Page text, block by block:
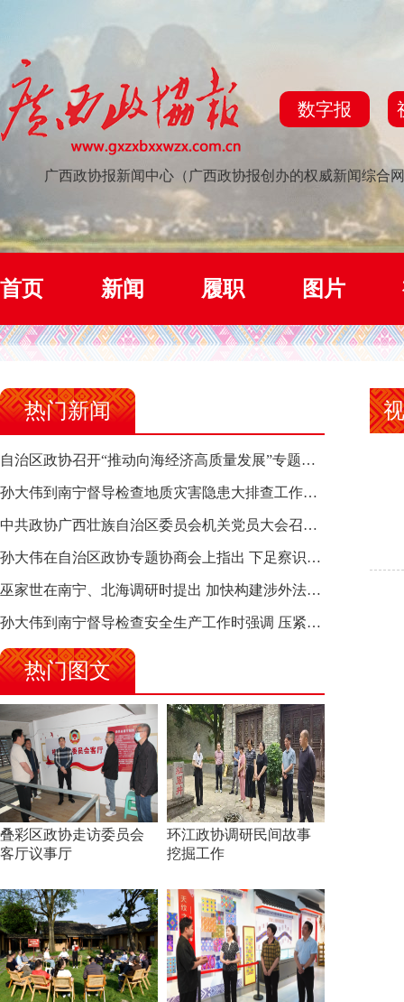
数字报
广西政协报新闻中心（广西政协报创办的权威新闻综合
首页 新闻 履职 图片
热门新闻
自治区政协召开“推动向海经济高质量发展”专题调研座谈会 钱学明出席并讲话
孙大伟到南宁督导检查地质灾害隐患大排查工作时强调 筑牢地质灾害安全防线 全力保障人民群众生命财产安全
中共政协广西壮族自治区委员会机关党员大会召开 选举产生新一届机关党委、机关纪委
孙大伟在自治区政协专题协商会上指出 下足察识谋督之功 恪尽服务大局之责 助推有色金属、关键金属产业高质量发展
巫家世在南宁、北海调研时提出 加快构建涉外法律供给集群 护航向海经济高质量发展
孙大伟到南宁督导检查安全生产工作时强调 压紧压实责任 狠抓隐患整治 坚决筑牢安全生产防线
热门图文
叠彩区政协走访委员会
客厅议事厅
环江政协调研民间故事
挖掘工作